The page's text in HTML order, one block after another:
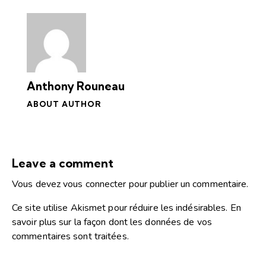
Anthony Rouneau
ABOUT AUTHOR
Leave a comment
Vous devezvous connecter pour publier un commentaire.
Ce site utilise Akismet pour réduire les indésirables. En
savoir plus sur la façon dont les données de vos
commentaires sont traitées.